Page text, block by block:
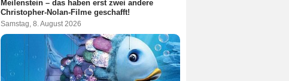
Meilenstein – das haben erst zwei andere
Christopher-Nolan-Filme geschafft!
Samstag, 8. August 2026